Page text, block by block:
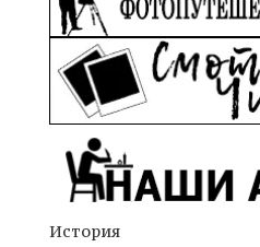
История